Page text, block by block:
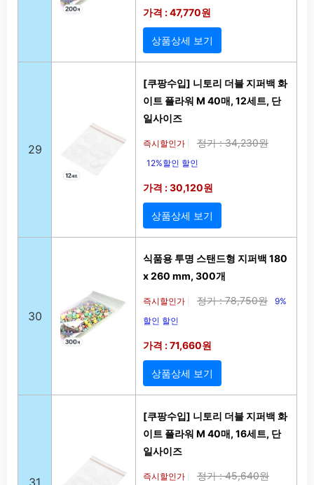
가격 : 47,770원
상품상세 보기
29
[쿠팡수입] 니토리 더블 지퍼백 화
이트 플라워 M 40매, 12세트, 단
일사이즈
즉시할인가 정가 : 34,230원
12%할인 할인
가격 : 30,120원
상품상세 보기
30
식품용 투명 스탠드형 지퍼백 180
x 260 mm, 300개
즉시할인가 정가 : 78,750원
9%
할인 할인
가격 : 71,660원
상품상세 보기
31
[쿠팡수입] 니토리 더블 지퍼백 화
이트 플라워 M 40매, 16세트, 단
일사이즈
즉시할인가 정가 : 45,640원